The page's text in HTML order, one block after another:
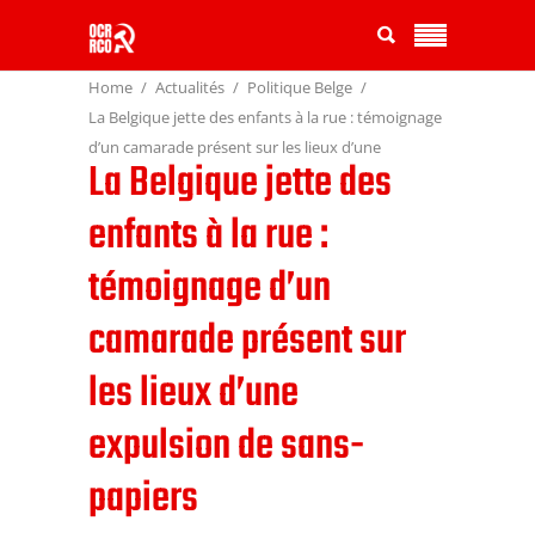
Home Actualités
Politique Belge
La Belgique jette des enfants à la rue : témoignage
d’un camarade présent sur les lieux d’une
expulsion de sans-papiers
La Belgique jette des
enfants à la rue :
témoignage d’un
camarade présent sur
les lieux d’une
expulsion de sans-
papiers